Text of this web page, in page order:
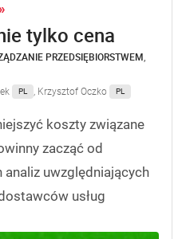
tylko cena
PRZEDSIĘBIORSTWEM
PL Krzysztof Oczko PL
koszty związane
zacząć od
uwzględniających
usług